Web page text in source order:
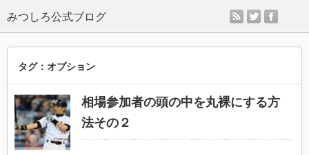
rss twitter
タグ：オプション
相場参加者の頭の中を丸裸にする方
法その２